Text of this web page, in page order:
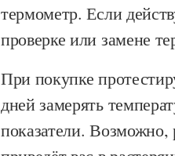
термометр. Если
проверке или замене
При покупке
дней замерять
показатели. Возможно,